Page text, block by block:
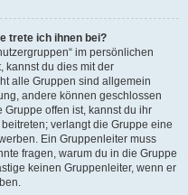
trete ich ihnen bei?
im persönlichen
kannst du dies mit der
alle Gruppen sind allgemein
andere können geschlossen
offen ist, kannst du ihr
verlangt die Gruppe eine
Ein Gruppenleiter muss
fragen, warum du in die Gruppe
keinen Gruppenleiter, wenn er